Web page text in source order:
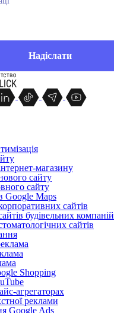
магазину
сайту
сайту
Google Maps
сайтів
будівельних компаній
сайтів
Shopping
агрегаторах
реклами
Google Ads